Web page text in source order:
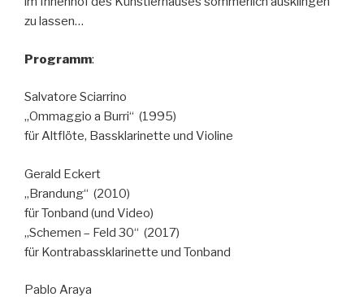
zu lassen…
Programm:
Salvatore Sciarrino
„Ommaggio a Burri“ (1995)
für Altflöte, Bassklarinette und Violine
Gerald Eckert
„Brandung“ (2010)
für Tonband (und Video)
„Schemen – Feld 30“ (2017)
für Kontrabassklarinette und Tonband
Pablo Araya